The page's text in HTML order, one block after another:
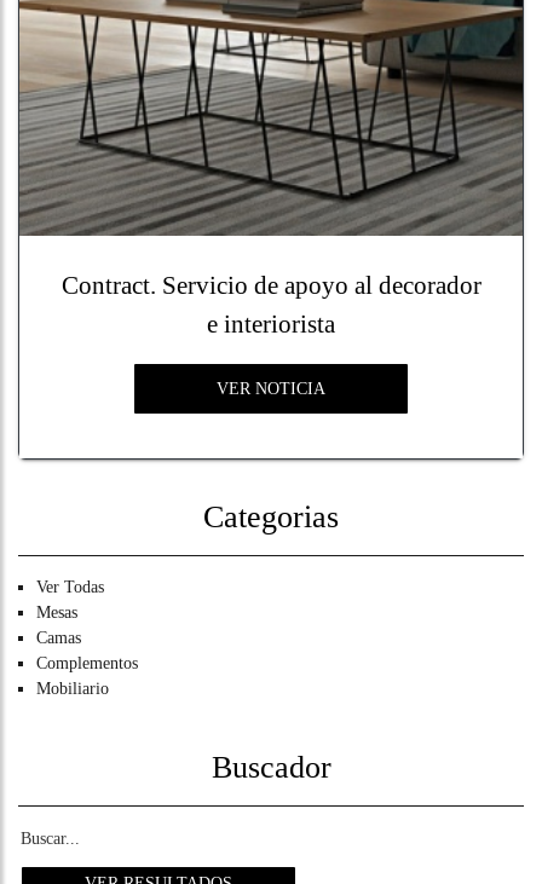
Ca la
Palau
viviendas
Obra 5
Contract. Servicio de apoyo al decorador
e interiorista
VER NOTICIA
Categorias
Ver Todas
Mesas
Camas
Complementos
Mobiliario
Buscador